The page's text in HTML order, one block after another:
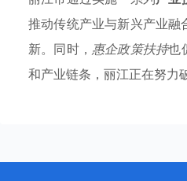
推动传统产业与新兴产业
新。同时， 惠企政策扶持也
和产业链条，丽江正在努力